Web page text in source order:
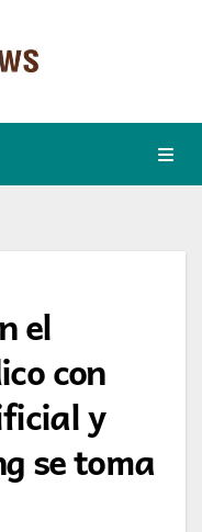
el
con
y
se toma